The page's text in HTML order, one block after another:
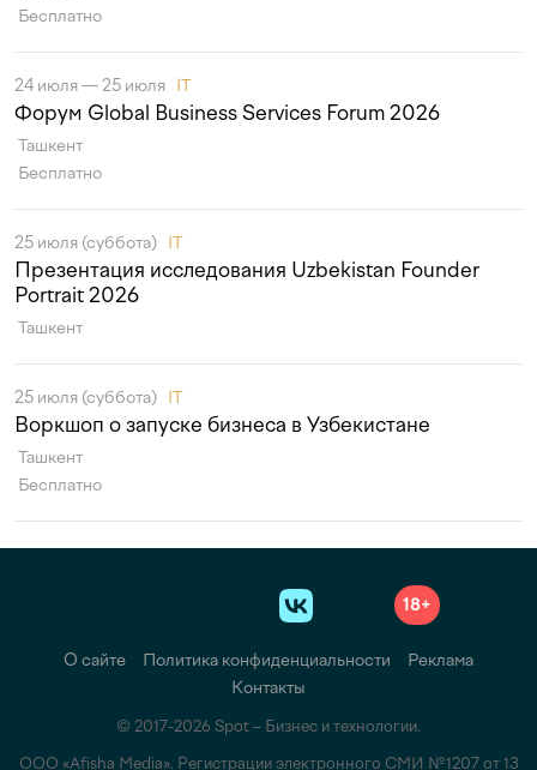
Бесплатно
24 июля — 25 июля IT
Форум Global Business Services Forum 2026
Ташкент
Бесплатно
25 июля (суббота) IT
Презентация исследования Uzbekistan Founder
Portrait 2026
Ташкент
25 июля (суббота) IT
Воркшоп о запуске бизнеса в Узбекистане
Ташкент
Бесплатно
18+
О сайте Политика конфиденциальности
Реклама
Контакты
© 2017-2026 Spot – Бизнес и технологии.
ООО «Afisha Media». Регистрации электронного СМИ №1207 от 13